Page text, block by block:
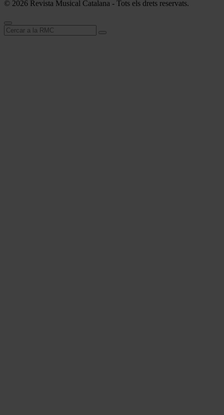
© 2026 Revista Musical Catalana - Tots els drets reservats.
Cerca